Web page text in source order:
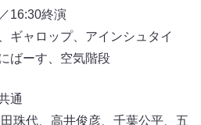
16:30終演
ギャロップ、アインシュタイ
ばーす、空気階段
通
珠代、高井俊彦、千葉公平、五